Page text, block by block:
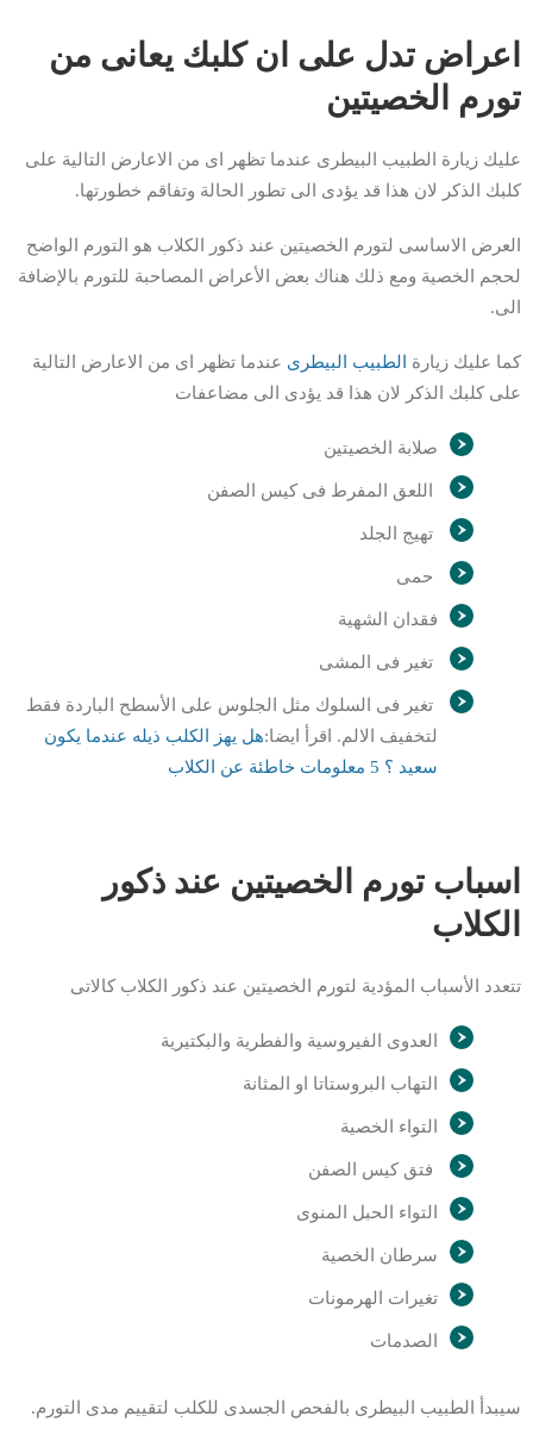
اعراض تدل على ان كلبك يعانى من
تورم الخصيتين
عليك زيارة الطبيب البيطرى عندما تظهر اى من الاعارض التالية على
كلبك الذكر لان هذا قد يؤدى الى تطور الحالة وتفاقم خطورتها.
العرض الاساسى لتورم الخصيتين عند ذكور الكلاب هو التورم الواضح
لحجم الخصية ومع ذلك هناك بعض الأعراض المصاحبة للتورم بالإضافة
الى.
كما عليك زيارة الطبيب البيطرى عندما تظهر اى من الاعارض التالية
على كلبك الذكر لان هذا قد يؤدى الى مضاعفات
صلابة الخصيتين
اللعق المفرط فى كيس الصفن
تهيج الجلد
حمى
فقدان الشهية
تغير فى المشى
تغير فى السلوك مثل الجلوس على الأسطح الباردة فقط
لتخفيف الالم. اقرأ ايضا:هل يهز الكلب ذيله عندما يكون
سعيد ؟ 5 معلومات خاطئة عن الكلاب
اسباب تورم الخصيتين عند ذكور
الكلاب
تتعدد الأسباب المؤدية لتورم الخصيتين عند ذكور الكلاب كالاتى
العدوى الفيروسية والفطرية والبكتيرية
التهاب البروستاتا او المثانة
التواء الخصية
فتق كيس الصفن
التواء الحبل المنوى
سرطان الخصية
تغيرات الهرمونات
الصدمات
سيبدأ الطبيب البيطرى بالفحص الجسدى للكلب لتقييم مدى التورم.